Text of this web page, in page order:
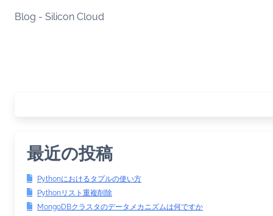
Blog - Silicon Cloud
最近の投稿
Pythonにおけるタプルの使い方
Pythonリスト重複削除
MongoDBクラスタのデータメカニズムは何ですか